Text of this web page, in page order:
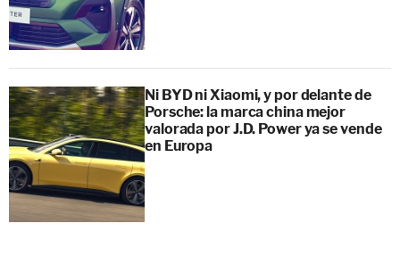
Ni BYD ni Xiaomi, y por delante de
Porsche: la marca china mejor
valorada por J.D. Power ya se vende
en Europa